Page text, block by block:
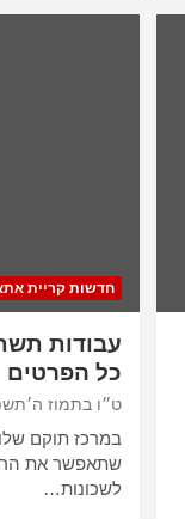
חדשות קריית
עבודות
כל הפרטים
ט״ו בתמוז
במרכז תוקם
שתאפשר את
לשכונות…